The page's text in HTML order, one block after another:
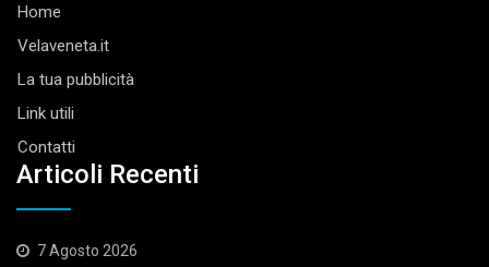
Home
Velaveneta.it
La tua pubblicità
Link utili
Contatti
Articoli Recenti
7 Agosto 2026